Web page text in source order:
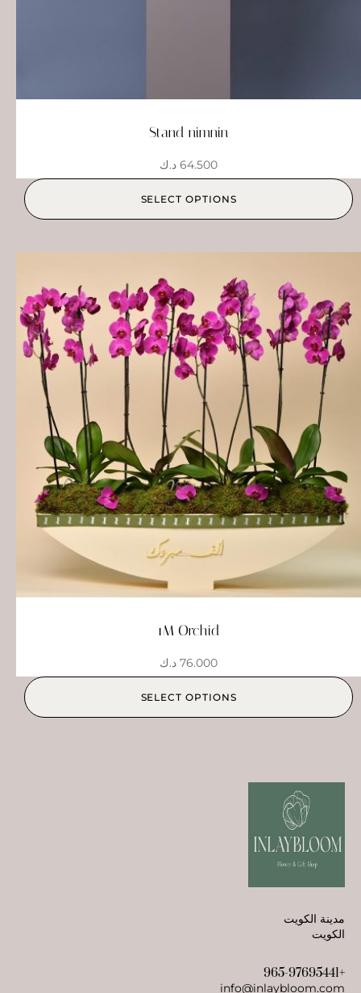
Stand nimnin
64.500 د.ك
SELECT OPTIONS
1M Orchid
76.000 د.ك
SELECT OPTIONS
مدينة الكويت
الكويت
+965-97695441
info@inlaybloom.com